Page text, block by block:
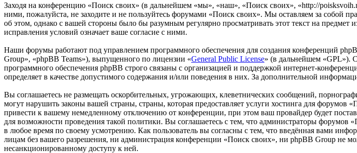
Заходя на конференцию «Поиск своих» (в дальнейшем «мы», «наш», «Поиск своих», «http://
ними, пожалуйста, не заходите и не пользуйтесь форумами «Поиск своих». Мы оставляем за собой
об этом, однако с вашей стороны было бы разумным регулярно просматривать этот текст на
исправления условий означает ваше согласие с ними.
Наши форумы работают под управлением программного обеспечения для создания конференций
Group», «phpBB Teams»), выпущенного по лицензии «General Public License» (в дальнейшем «GPL»).
программного обеспечения phpBB строго связаны с организацией и поддержкой интернет-
определяет в качестве допустимого содержания и/или поведения в них. За дополнительной
Вы соглашаетесь не размещать оскорбительных, угрожающих, клеветнических сообщений,
могут нарушить законы вашей страны, страны, которая предоставляет услуги хостинга для
привести к вашему немедленному отключению от конференции, при этом ваш провайдер будет
для возможности проведения такой политики. Вы соглашаетесь с тем, что администраторы
в любое время по своему усмотрению. Как пользователь вы согласны с тем, что введённая вами
лицам без вашего разрешения, ни администрация конференции «Поиск своих», ни phpBB Group не
несанкционированному доступу к ней.